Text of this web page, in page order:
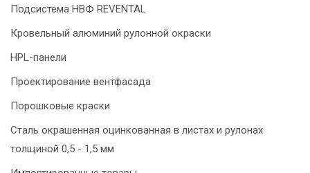
Подсистема НВФ REVENTAL
Кровельный алюминий рулонной окраски
HPL-панели
Проектирование вентфасада
Порошковые краски
Сталь окрашенная оцинкованная в листах и рулонах
толщиной 0,5 - 1,5 мм